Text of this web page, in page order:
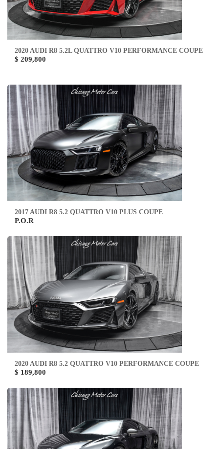
2020 AUDI R8 5.2L QUATTRO V10 PERFORMANCE COUPE
$ 209,800
2017 AUDI R8 5.2 QUATTRO V10 PLUS COUPE
P.O.R
2020 AUDI R8 5.2 QUATTRO V10 PERFORMANCE COUPE
$ 189,800